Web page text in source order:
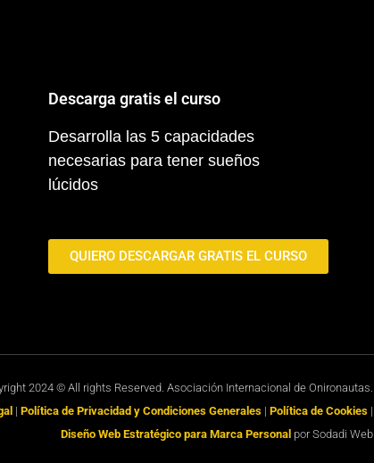
Descarga gratis el curso
Desarrolla las 5 capacidades
necesarias para tener sueños
lúcidos
QUIERO DESCARGAR GRATIS EL CURSO
2024 © All rights Reserved. Asociación Internacional de Onironautas.
| Política de Privacidad y Condiciones Generales| Política de Cookies|
Diseño Web Estratégico para Marca Personal por Sodadi Web